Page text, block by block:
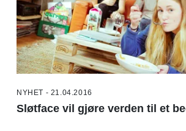
NYHET - 21.04.2016
Sløtface vil gjøre verden til et